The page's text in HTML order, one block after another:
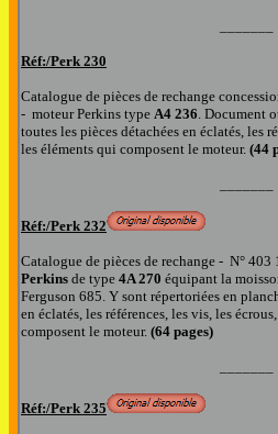
Réf:/Perk 230
Catalogue de pièces de rechange
- moteur Perkins type A4 236. Document
toutes les pièces détachées en éclatés, les
les éléments qui composent le moteur. (44
Réf:/Perk 232
Catalogue de pièces de rechange - N° 403
Perkins de type 4A 270 équipant la
Ferguson 685. Y sont répertoriées en
en éclatés, les références, les vis, les
composent le moteur. (64 pages)
Réf:/Perk 235